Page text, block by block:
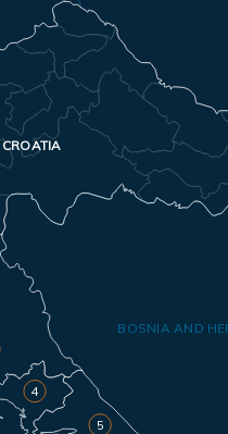
BOSNIA AND
4
5
CROATIA